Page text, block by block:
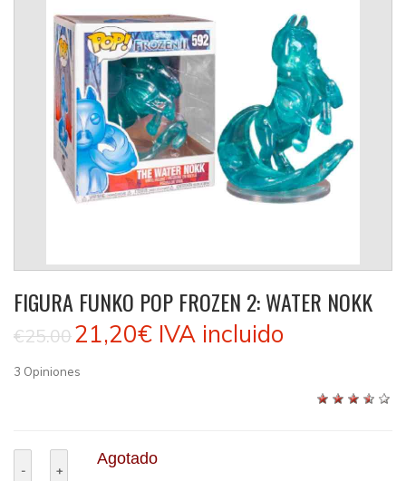
FIGURA FUNKO POP FROZEN 2: WATER NOKK
€25.0021,20€ IVA incluido
3 Opiniones
Agotado